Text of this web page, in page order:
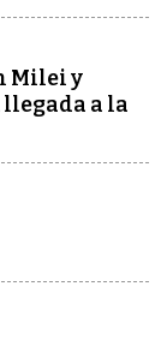
Milei y
a la